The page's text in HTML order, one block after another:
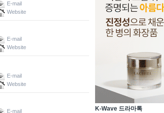
E-mail
Website
E-mail
Website
E-mail
Website
E-mail
K-Wave 드라마톡